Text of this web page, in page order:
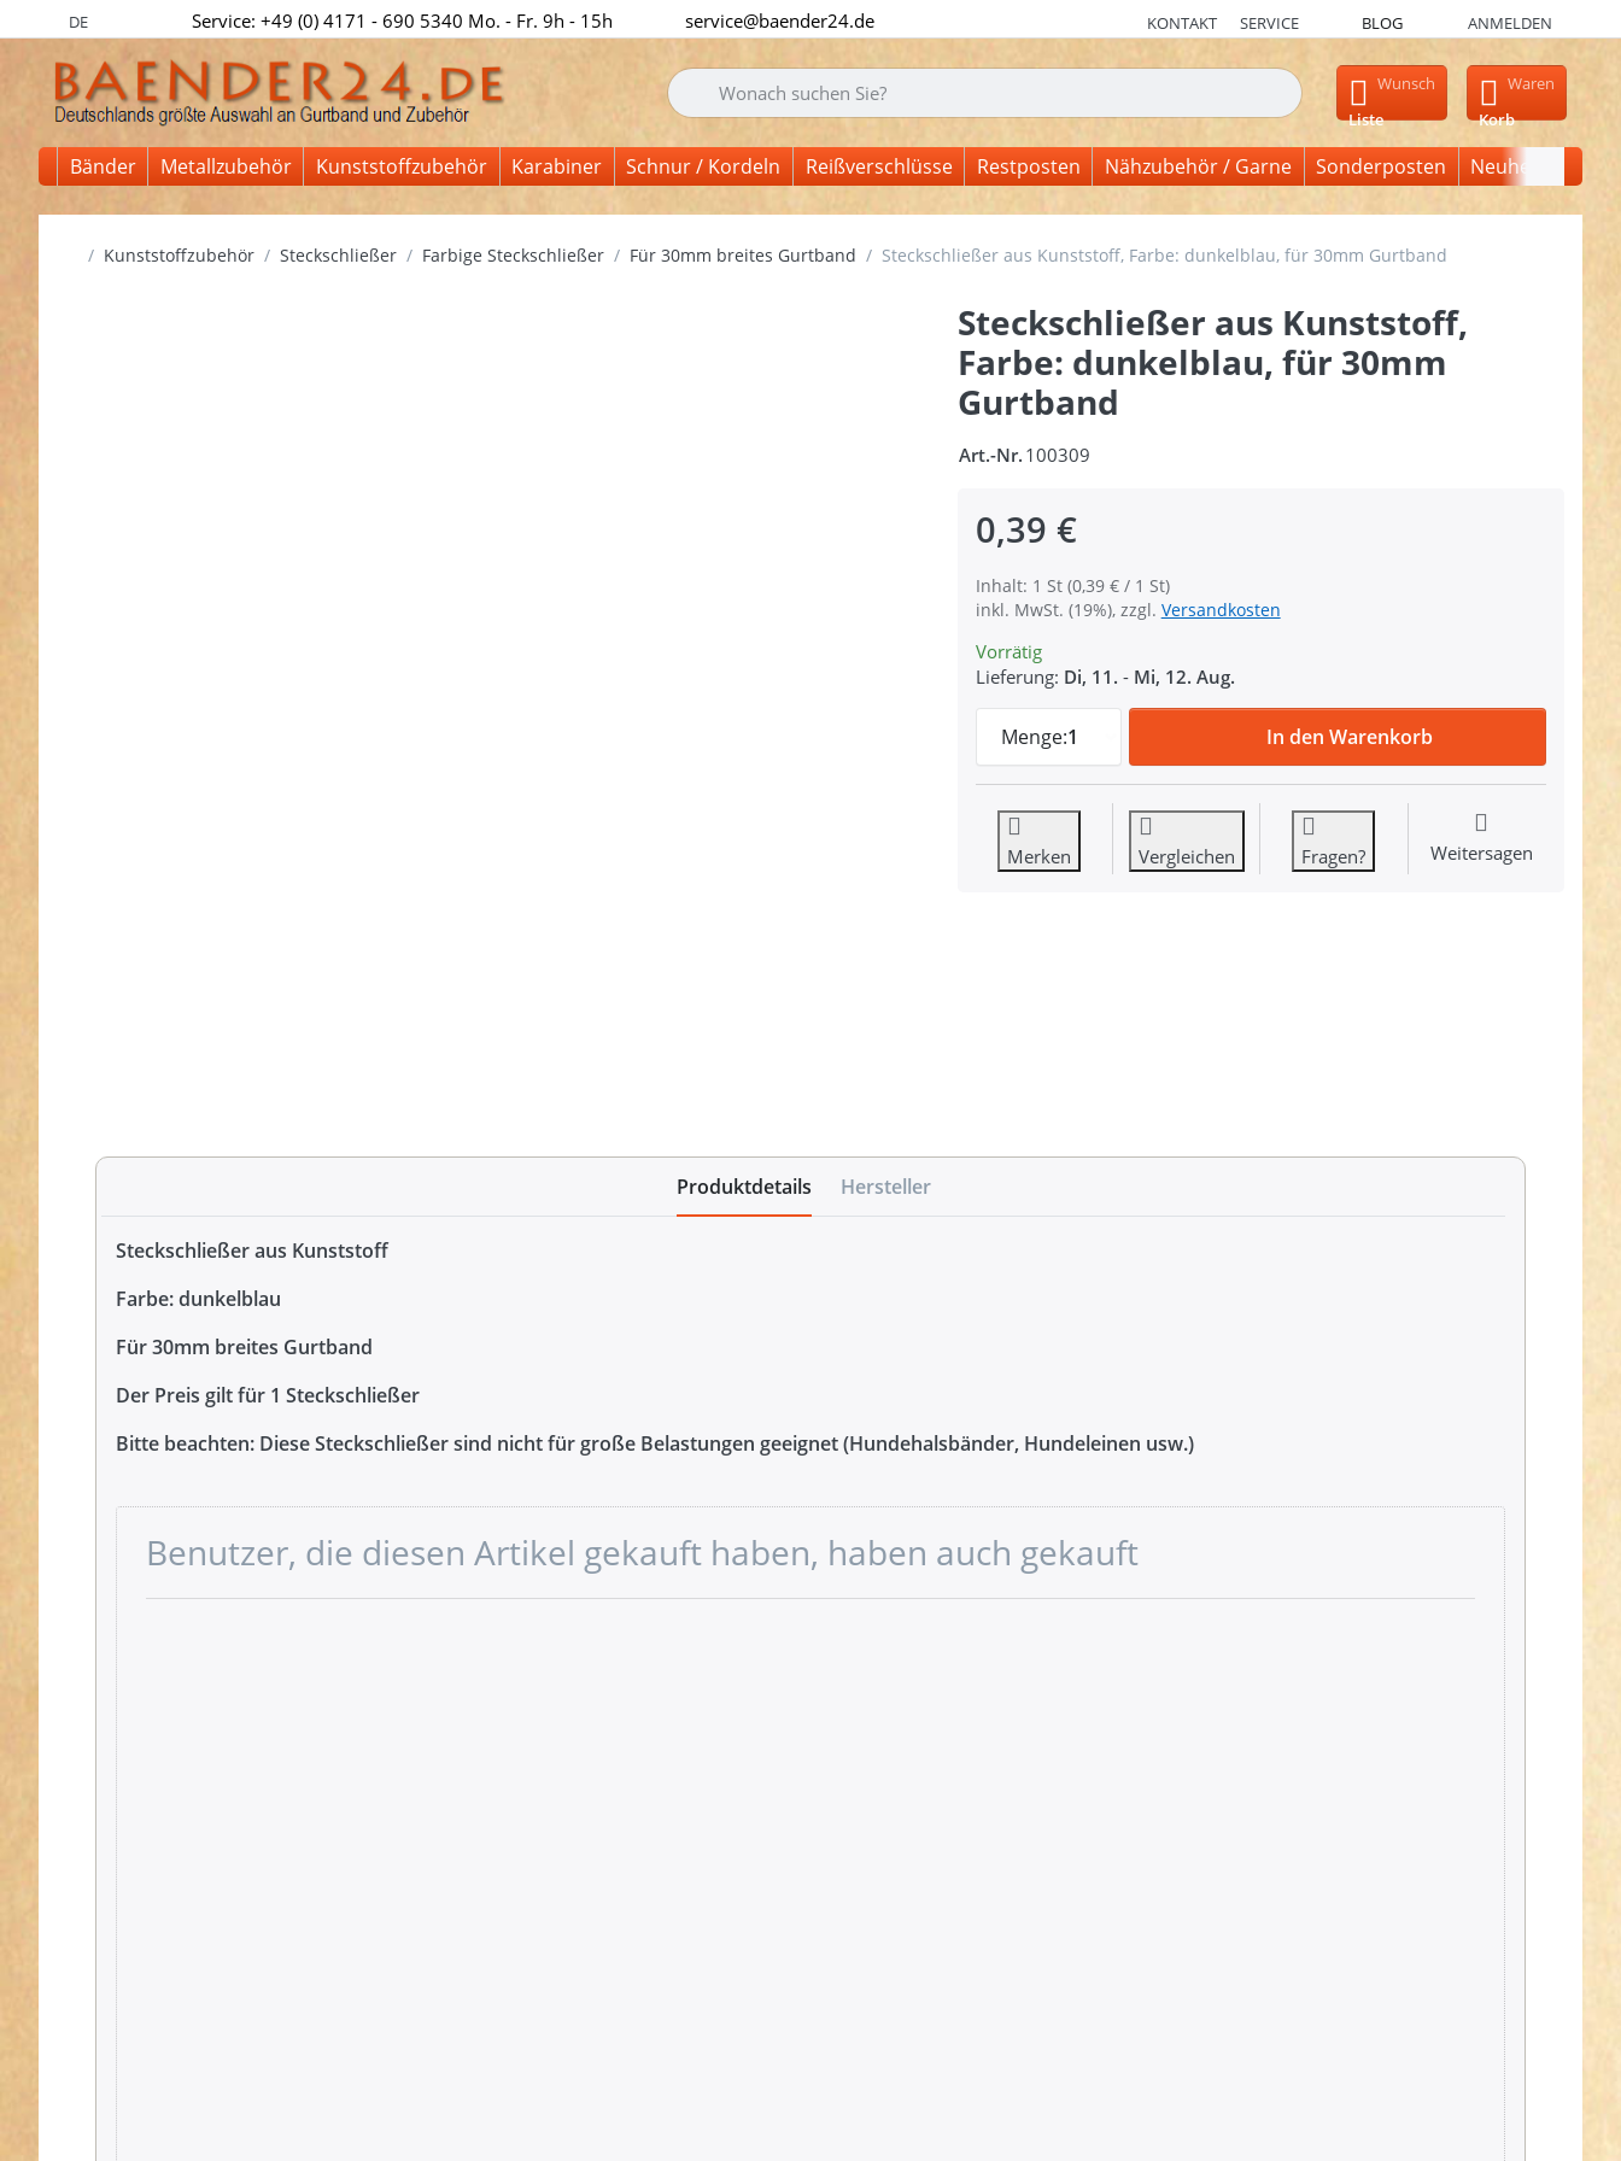
DE Service: +49 (0) 4171 - 690 5340 Mo. - Fr. 9h - 15h service@baender24.de KONTAKT SERVICE BLOG ANMELDEN
Geben Sie einen Suchbegriff ein. Während Sie tippen, erscheinen automatisch erste Ergebnisse. Drücken Sie die
Wunsch
Liste
Waren
Korb
Bänder Metallzubehör Kunststoffzubehör Karabiner Schnur / Kordeln Reißverschlüsse Restposten Nähzubehör / Garne Sonderposten Neuheiten
Startseite
Kunststoffzubehör Steckschließer Farbige Steckschließer Für 30mm breites Gurtband Steckschließer aus Kunststoff, Farbe: dunkelblau, für 30mm Gurtband
Steckschließer aus Kunststoff,
Farbe: dunkelblau, für 30mm
Gurtband
Art.-Nr. 100309
0,39 €
Inhalt: 1 St (0,39 € / 1 St)
inkl. MwSt. (19%), zzgl. Versandkosten
Vorrätig
Lieferung: Di, 11. - Mi, 12. Aug.
Menge:1
Steckschließer aus Kunststoff, Farbe: dunkelblau, für
In den Warenkorb
Merken Vergleichen Fragen? Weitersagen
Produktdetails Hersteller
Steckschließer aus Kunststoff
Farbe: dunkelblau
Für 30mm breites Gurtband
Der Preis gilt für 1 Steckschließer
Bitte beachten: Diese Steckschließer sind nicht für große Belastungen geeignet (Hundehalsbänder, Hundeleinen usw.)
Benutzer, die diesen Artikel gekauft haben, haben auch gekauft